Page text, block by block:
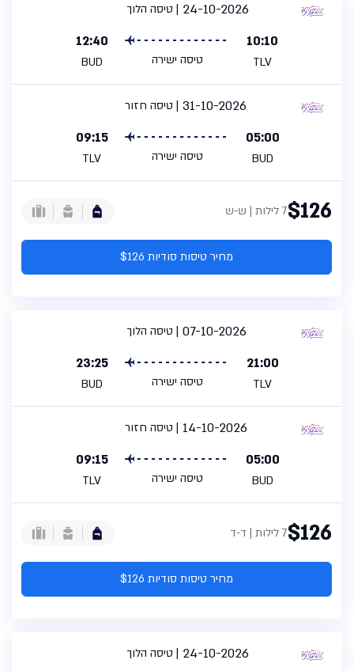
טיסה הלוך
24-10-2026
10:10
TLV טיסה ישירה
12:40
BUD
טיסה חזור
31-10-2026
05:00
BUD טיסה ישירה
09:15
TLV
$1267 לילות | ש-ש
מחיר טיסות סודיות $126
טיסה הלוך
07-10-2026
21:00
TLV טיסה ישירה
23:25
BUD
טיסה חזור
14-10-2026
05:00
BUD טיסה ישירה
09:15
TLV
$1267 לילות | ד-ד
מחיר טיסות סודיות $126
טיסה הלוך
24-10-2026